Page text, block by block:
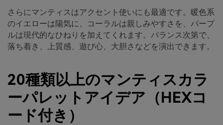
さらにマンティスはアクセント使いにも最適です。暖色系
のイエローは陽気に、コーラルは親しみやすさを、パープ
ルは現代的なひねりを加えてくれます。バランス次第で、
落ち着き、上質感、遊び心、大胆さなどを演出できます。
20種類以上のマンティスカラ
ーパレットアイデア（HEXコ
ード付き）